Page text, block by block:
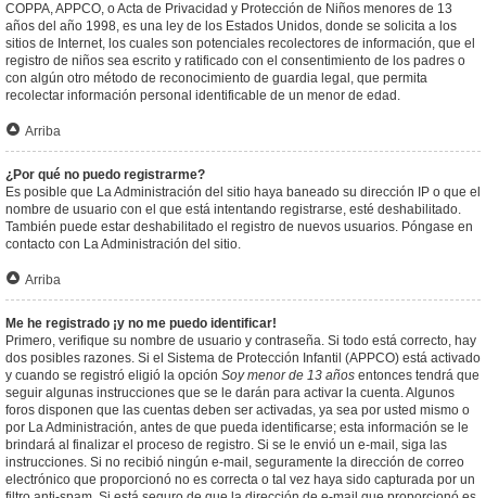
COPPA, APPCO, o Acta de Privacidad y Protección de Niños menores de 13
años del año 1998, es una ley de los Estados Unidos, donde se solicita a los
sitios de Internet, los cuales son potenciales recolectores de información, que el
registro de niños sea escrito y ratificado con el consentimiento de los padres o
con algún otro método de reconocimiento de guardia legal, que permita
recolectar información personal identificable de un menor de edad.
Arriba
¿Por qué no puedo registrarme?
Es posible que La Administración del sitio haya baneado su dirección IP o que el
nombre de usuario con el que está intentando registrarse, esté deshabilitado.
También puede estar deshabilitado el registro de nuevos usuarios. Póngase en
contacto con La Administración del sitio.
Arriba
Me he registrado ¡y no me puedo identificar!
Primero, verifique su nombre de usuario y contraseña. Si todo está correcto, hay
dos posibles razones. Si el Sistema de Protección Infantil (APPCO) está activado
y cuando se registró eligió la opción Soy menor de 13 años entonces tendrá que
seguir algunas instrucciones que se le darán para activar la cuenta. Algunos
foros disponen que las cuentas deben ser activadas, ya sea por usted mismo o
por La Administración, antes de que pueda identificarse; esta información se le
brindará al finalizar el proceso de registro. Si se le envió un e-mail, siga las
instrucciones. Si no recibió ningún e-mail, seguramente la dirección de correo
electrónico que proporcionó no es correcta o tal vez haya sido capturada por un